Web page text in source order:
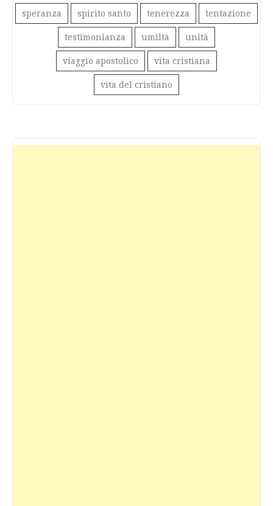
speranza spirito santo tenerezza tentazione
testimonianza umiltà unità
viaggio apostolico vita cristiana
vita del cristiano